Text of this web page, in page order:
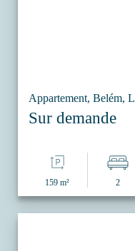
Appartement, Belém,
Sur demande
159 m² 2